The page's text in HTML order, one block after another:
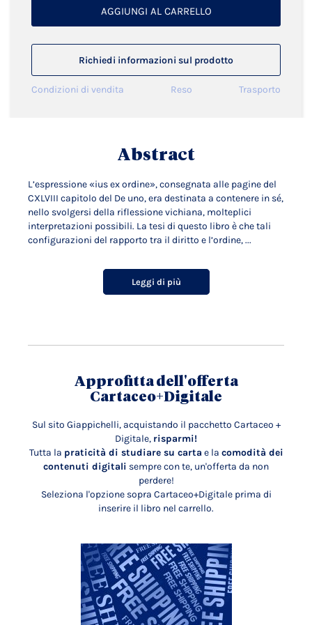
AGGIUNGI AL CARRELLO
Richiedi informazioni sul prodotto
Condizioni di vendita Reso Trasporto
Abstract
L’espressione «ius ex ordine», consegnata alle pagine del
CXLVIII capitolo del De uno, era destinata a contenere in sé,
nello svolgersi della riflessione vichiana, molteplici
interpretazioni possibili. La tesi di questo libro è che tali
configurazioni del rapporto tra il diritto e l’ordine, ...
Leggi di più
Approfitta dell'offerta
Cartaceo+Digitale
Sul sito Giappichelli, acquistando il pacchetto Cartaceo +
Digitale, risparmi!
Tutta la praticità di studiare su carta e la comodità dei
contenuti digitali sempre con te, un'offerta da non
perdere!
Seleziona l'opzione sopra Cartaceo+Digitale prima di
inserire il libro nel carrello.